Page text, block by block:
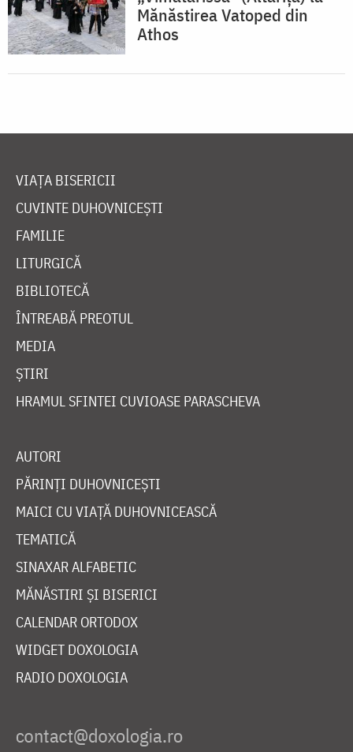
Mănăstirea Vatoped din
Athos
VIAȚA BISERICII
CUVINTE DUHOVNICEȘTI
FAMILIE
LITURGICĂ
BIBLIOTECĂ
ÎNTREABĂ PREOTUL
MEDIA
ȘTIRI
HRAMUL SFINTEI CUVIOASE PARASCHEVA
AUTORI
PĂRINȚI DUHOVNICEȘTI
MAICI CU VIAȚĂ DUHOVNICEASCĂ
TEMATICĂ
SINAXAR ALFABETIC
MĂNĂSTIRI ȘI BISERICI
CALENDAR ORTODOX
WIDGET DOXOLOGIA
RADIO DOXOLOGIA